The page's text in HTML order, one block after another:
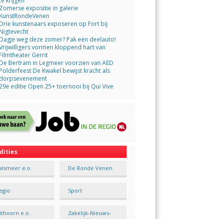
expositie in galerie
kunstenaars exposeren op Fort bij
weg deze zomer? Pak een deelauto!
vormen kloppend hart van
Gerrit
Bertram in Legmeer voorzien van AED
De Kwakel bewijst kracht als
editie Open 25+ toernooi bij Qui Vive
e.o. De Ronde Venen
Sport
e.o.
Zakelijk-Nieuws-